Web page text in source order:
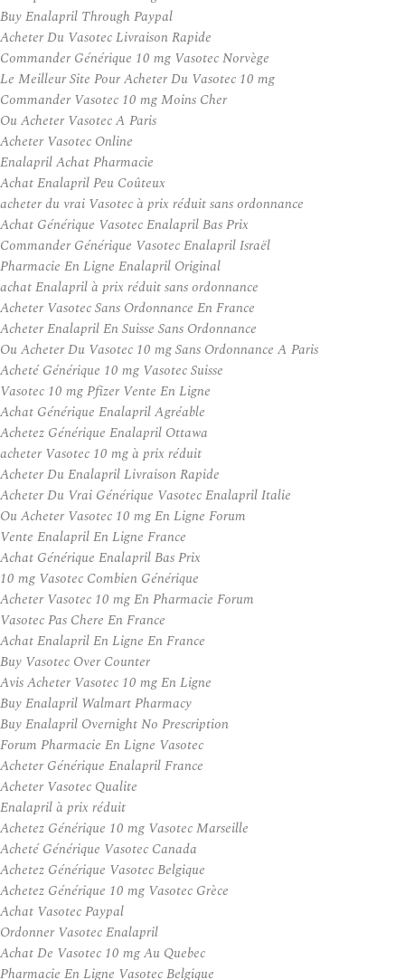
Buy Enalapril Through Paypal
Acheter Du Vasotec Livraison Rapide
Commander Générique 10 mg Vasotec Norvège
Le Meilleur Site Pour Acheter Du Vasotec 10 mg
Commander Vasotec 10 mg Moins Cher
Ou Acheter Vasotec A Paris
Acheter Vasotec Online
Enalapril Achat Pharmacie
Achat Enalapril Peu Coûteux
acheter du vrai Vasotec à prix réduit sans ordonnance
Achat Générique Vasotec Enalapril Bas Prix
Commander Générique Vasotec Enalapril Israël
Pharmacie En Ligne Enalapril Original
achat Enalapril à prix réduit sans ordonnance
Acheter Vasotec Sans Ordonnance En France
Acheter Enalapril En Suisse Sans Ordonnance
Ou Acheter Du Vasotec 10 mg Sans Ordonnance A Paris
Acheté Générique 10 mg Vasotec Suisse
Vasotec 10 mg Pfizer Vente En Ligne
Achat Générique Enalapril Agréable
Achetez Générique Enalapril Ottawa
acheter Vasotec 10 mg à prix réduit
Acheter Du Enalapril Livraison Rapide
Acheter Du Vrai Générique Vasotec Enalapril Italie
Ou Acheter Vasotec 10 mg En Ligne Forum
Vente Enalapril En Ligne France
Achat Générique Enalapril Bas Prix
10 mg Vasotec Combien Générique
Acheter Vasotec 10 mg En Pharmacie Forum
Vasotec Pas Chere En France
Achat Enalapril En Ligne En France
Buy Vasotec Over Counter
Avis Acheter Vasotec 10 mg En Ligne
Buy Enalapril Walmart Pharmacy
Buy Enalapril Overnight No Prescription
Forum Pharmacie En Ligne Vasotec
Acheter Générique Enalapril France
Acheter Vasotec Qualite
Enalapril à prix réduit
Achetez Générique 10 mg Vasotec Marseille
Acheté Générique Vasotec Canada
Achetez Générique Vasotec Belgique
Achetez Générique 10 mg Vasotec Grèce
Achat Vasotec Paypal
Ordonner Vasotec Enalapril
Achat De Vasotec 10 mg Au Quebec
Pharmacie En Ligne Vasotec Belgique